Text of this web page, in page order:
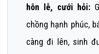
hôn lễ, cưới hỏi:
chồng hạnh phúc,
càng đi lên, sinh